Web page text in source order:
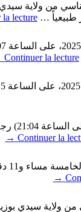
من ولاية
طبيعياً …lecture
Continuer la lecture
سجّلت محطات
Continuer la
→
→